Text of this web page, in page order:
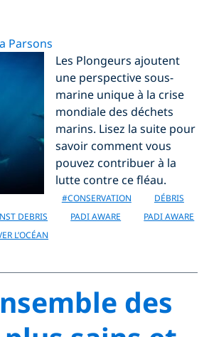
Parsons
Les Plongeurs ajoutent
une perspective sous-
marine unique à la crise
mondiale des déchets
marins. Lisez la suite pour
savoir comment vous
pouvez contribuer à la
lutte contre ce fléau.
#CONSERVATION
DÉBRIS
DEBRIS PADI AWARE
PADI AWARE
L’OCÉAN
des